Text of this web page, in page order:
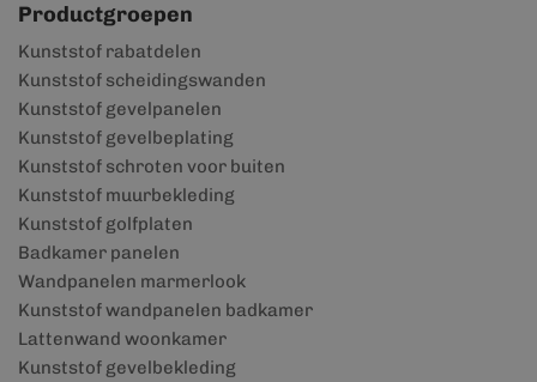
Productgroepen
Kunststof rabatdelen
Kunststof scheidingswanden
Kunststof gevelpanelen
Kunststof gevelbeplating
Kunststof schroten voor buiten
Kunststof muurbekleding
Kunststof golfplaten
Badkamer panelen
Wandpanelen marmerlook
Kunststof wandpanelen badkamer
Lattenwand woonkamer
Kunststof gevelbekleding